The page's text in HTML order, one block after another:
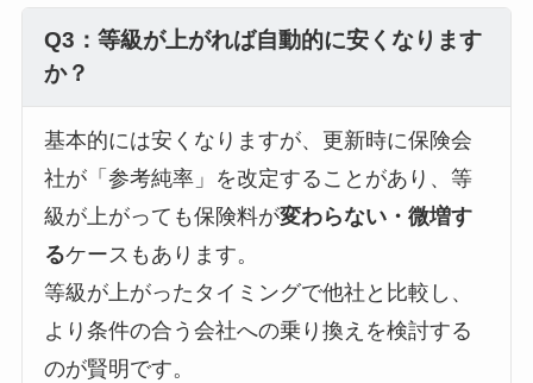
Q3：等級が上がれば自動的に安くなります
か？
基本的には安くなりますが、更新時に保険会
社が「参考純率」を改定することがあり、等
級が上がっても保険料が変わらない・微増す
るケースもあります。
等級が上がったタイミングで他社と比較し、
より条件の合う会社への乗り換えを検討する
のが賢明です。